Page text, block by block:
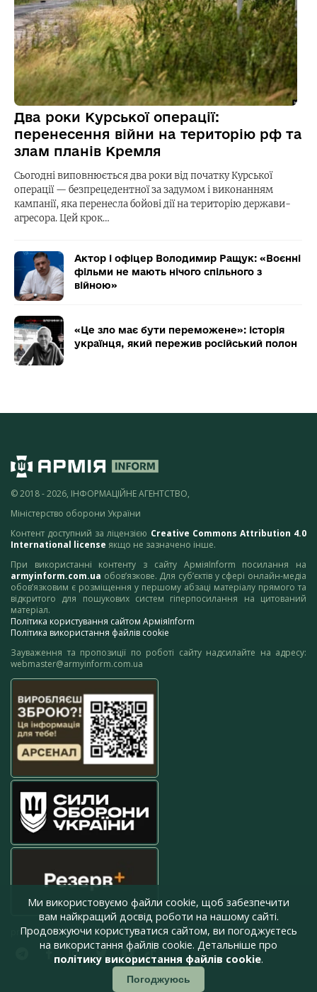
Два роки Курської операції:
перенесення війни на територію рф та
злам планів Кремля
Сьогодні виповнюється два роки від початку Курської
операції — безпрецедентної за задумом і виконанням
кампанії, яка перенесла бойові дії на територію держави-
агресора. Цей крок…
Актор і офіцер Володимир Ращук: «Воєнні
фільми не мають нічого спільного з
війною»
«Це зло має бути переможене»: історія
українця, який пережив російський полон
© 2018 - 2026, ІНФОРМАЦІЙНЕ АГЕНТСТВО,
Міністерство оборони України
Контент доступний за ліцензією Creative Commons Attribution 4.0
International license якщо не зазначено інше.
При використанні контенту з сайту АрміяInform посилання на
armyinform.com.ua обов’язкове. Для суб’єктів у сфері онлайн-медіа
обов’язковим є розміщення у першому абзаці матеріалу прямого та
відкритого для пошукових систем гіперпосилання на цитований
матеріал.
Політика користування сайтом АрміяInform
Політика використання файлів cookie
Зауваження та пропозиції по роботі сайту надсилайте на адресу:
webmaster@armyinform.com.ua
press@armyinform.com.ua
Ми використовуємо файли cookie, щоб забезпечити
вам найкращий досвід роботи на нашому сайті.
Продовжуючи користуватися сайтом, ви погоджуєтесь
на використання файлів cookie. Детальніше про
політику використання файлів cookie.
Погоджуюсь